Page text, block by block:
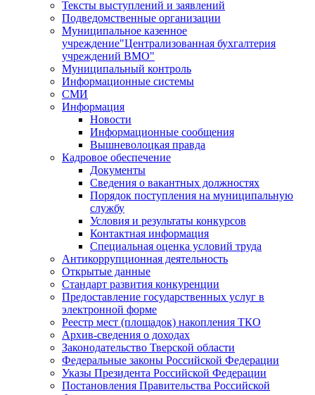
Тексты выступлений и заявлений
Подведомственные организации
Муниципальное казенное
учреждение"Централизованная бухгалтерия
учреждений ВМО"
Муниципальный контроль
Информационные системы
СМИ
Информация
Новости
Информационные сообщения
Вышневолоцкая правда
Кадровое обеспечение
Документы
Сведения о вакантных должностях
Порядок поступления на муниципальную
службу
Условия и результаты конкурсов
Контактная информация
Специальная оценка условий труда
Антикоррупционная деятельность
Открытые данные
Стандарт развития конкуренции
Предоставление государственных услуг в
электронной форме
Реестр мест (площадок) накопления ТКО
Архив-сведения о доходах
Законодательство Тверской области
Федеральные законы Российской Федерации
Указы Президента Российской Федерации
Постановления Правительства Российской